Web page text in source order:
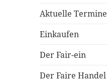
Aktuelle Termine
Einkaufen
Der Fair-ein
Der Faire Handel